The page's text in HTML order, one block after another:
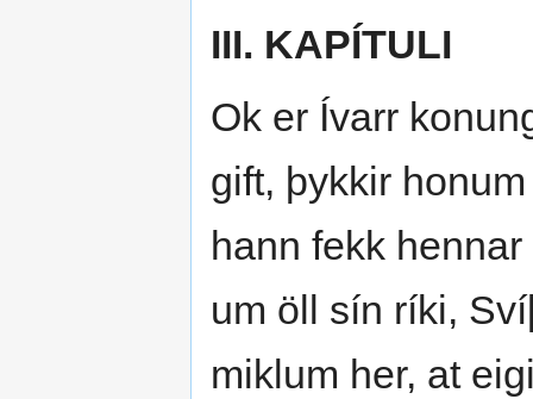
III. KAPÍTULI
Ok er Ívarr
gift, þykkir
hann fekk
um öll sín ríki,
miklum her, at